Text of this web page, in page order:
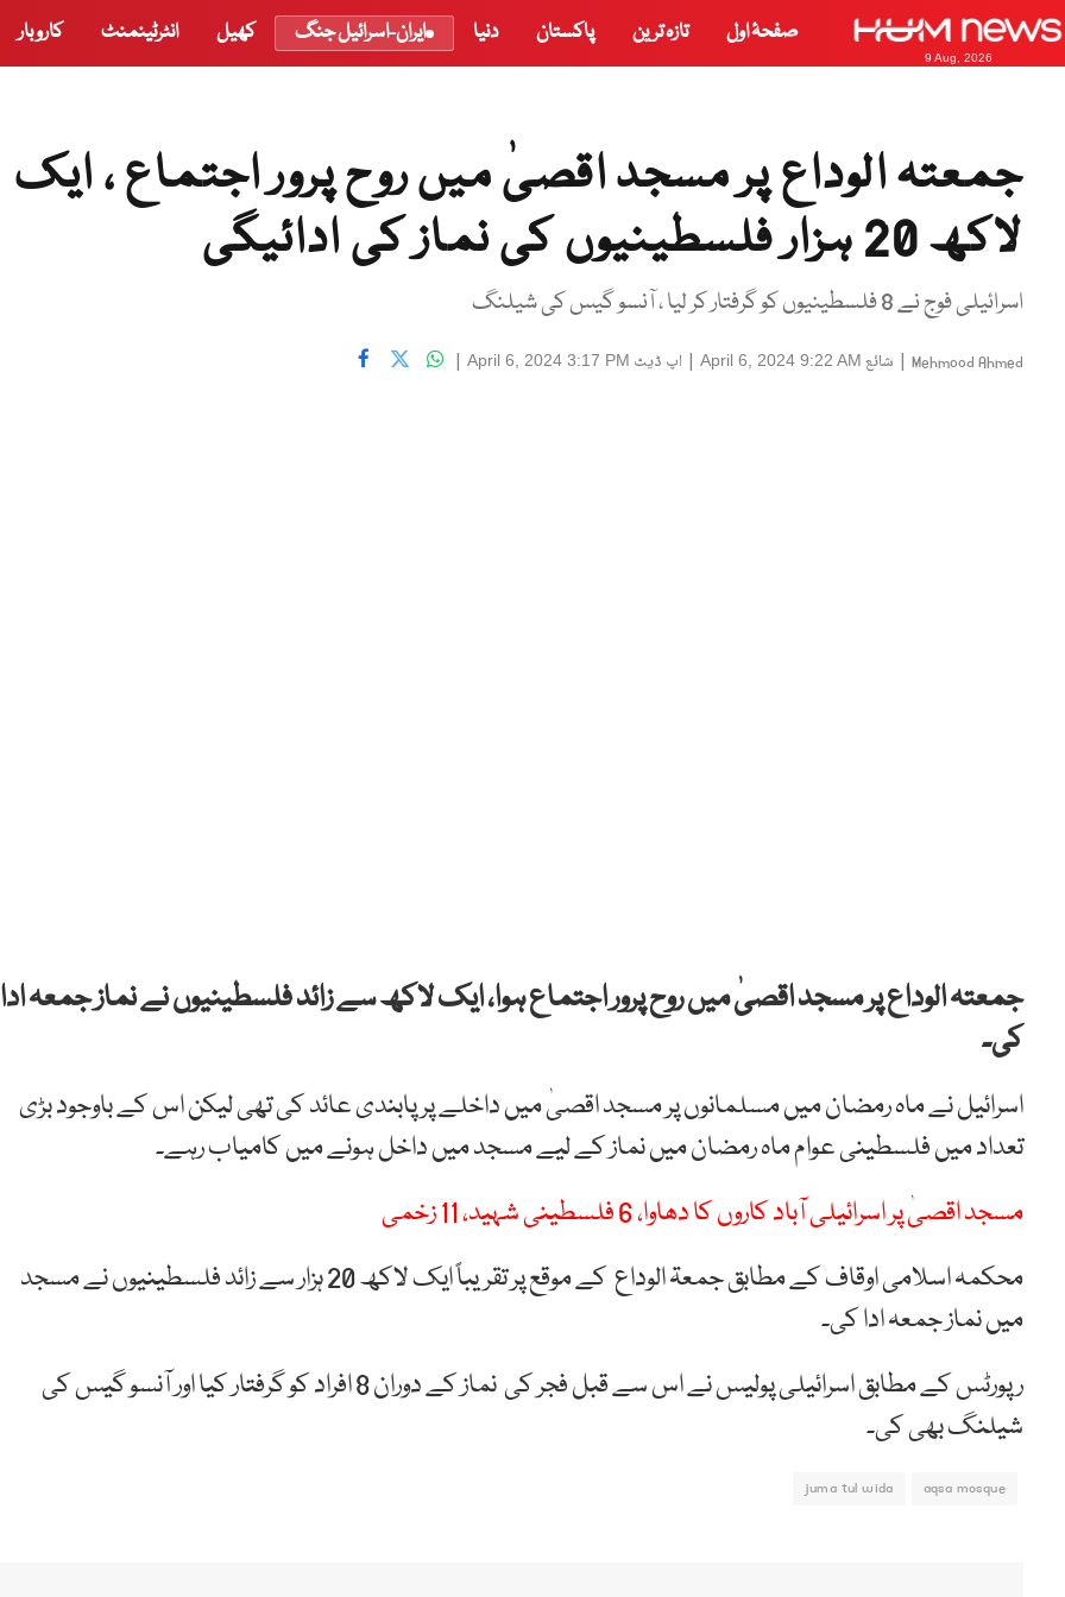
9 Aug, 2026
صفحۂ اول تازہ ترین پاکستان دنیا ایران-اسرائیل جنگ کھیل انٹرٹینمنٹ کاروبار
جمعتہ الوداع پر مسجد اقصیٰ میں روح پرور اجتماع ، ایک
لاکھ 20 ہزار فلسطینیوں کی نماز کی ادائیگی
اسرائیلی فوج نے 8 فلسطینیوں کو گرفتار کر لیا ، آنسو گیس کی شیلنگ
Mehmood Ahmed
| شائع April 6, 2024 9:22 AM
| اپ ڈیٹ April 6, 2024 3:17 PM
|
جمعتہ الوداع پر مسجد اقصیٰ میں روح پرور اجتماع ہوا، ایک لاکھ سے زائد فلسطینیوں نے نماز جمعہ ادا
کی۔
اسرائیل نے ماہ رمضان میں مسلمانوں پر مسجد اقصیٰ میں داخلے پر پابندی عائد کی تھی لیکن اس کے باوجود بڑی
تعداد میں فلسطینی عوام ماہ رمضان میں نماز کے لیے مسجد میں داخل ہونے میں کامیاب رہے۔
مسجد اقصیٰ پر اسرائیلی آباد کاروں کا دھاوا، 6 فلسطینی شہید، 11 زخمی
محکمہ اسلامی اوقاف کے مطابق جمعۃ الوداع کے موقع پر تقریباً ایک لاکھ 20 ہزار سے زائد فلسطینیوں نے مسجد
میں نماز جمعہ ادا کی۔
رپورٹس کے مطابق اسرائیلی پولیس نے اس سے قبل فجر کی نماز کے دوران 8 افراد کو گرفتار کیا اور آنسو گیس کی
شیلنگ بھی کی۔
aqsa mosque
juma tul wida